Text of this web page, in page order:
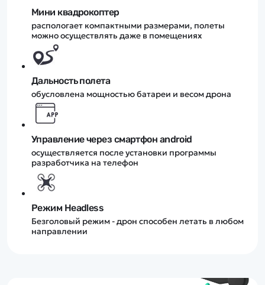
Мини квадрокоптер
распологает компактными размерами, полеты
можно осуществлять даже в помещениях
Дальность полета
обусловлена мощностью батареи и весом дрона
Управление через смартфон android
осуществляется после установки программы
разработчика на телефон
Режим Headless
Безголовый режим - дрон способен летать в любом
направлении